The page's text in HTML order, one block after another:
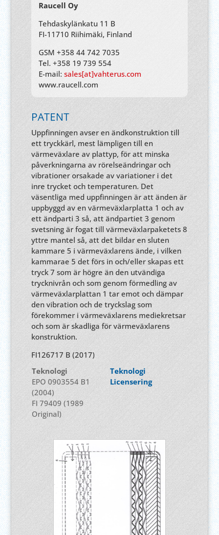
Raucell Oy
Tehdaskylänkatu 11 B
FI-11710 Riihimäki, Finland
GSM +358 44 742 7035
Tel. +358 19 739 554
E-mail: sales[at]vahterus.com
www.raucell.com
PATENT
Uppfinningen avser en ändkonstruktion till
ett tryckkärl, mest lämpligen till en
värmeväxlare av plattyp, för att minska
påverkningarna av rörelseändringar och
vibrationer orsakade av variationer i det
inre trycket och temperaturen. Det
väsentliga med uppfinningen är att änden är
uppbyggd av en värmeväxlarplatta 1 och av
ett ändparti 3 så, att ändpartiet 3 genom
svetsning är fogat till värmeväxlarpaketets 8
yttre mantel så, att det bildar en sluten
kammare 5 i värmeväxlarens ände, i vilken
kammarae 5 det förs in och/eller skapas ett
tryck 7 som är högre än den utvändiga
trycknivrån och som genom förmedling av
värmeväxlarplattan 1 tar emot och dämpar
den vibration och de tryckslag som
förekommer i värmeväxlarens mediekretsar
och som är skadliga för värmeväxlarens
konstruktion.
FI126717 B (2017)
Teknologi
EPO 0903554 B1
(2004)
FI 79409 (1989
Original)
Teknologi
Licensering